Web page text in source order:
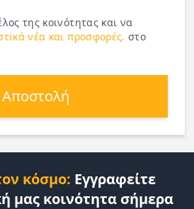
της κοινότητας και να
νέα και προσφορές. στο
Αποστολή
κόσμο: Εγγραφείτε
μας κοινότητα σήμερα